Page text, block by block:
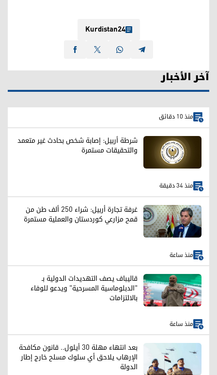
Kurdistan24
آخر الأخبار
منذ 10 دقائق
شرطة أربيل: إصابة شخص بحادث غير متعمد
والتحقيقات مستمرة
منذ 34 دقيقة
غرفة تجارة أربيل: شراء 250 ألف طن من
قمح مزارعي كوردستان والعملية مستمرة
منذ ساعة
قاليباف يصف التهديدات الدولية بـ
"الدبلوماسية المسرحية" ويدعو للوفاء
بالالتزامات
منذ ساعة
بعد انتهاء مهلة 30 أيلول.. قانون مكافحة
الإرهاب يلاحق أي سلوك مسلح خارج إطار
الدولة